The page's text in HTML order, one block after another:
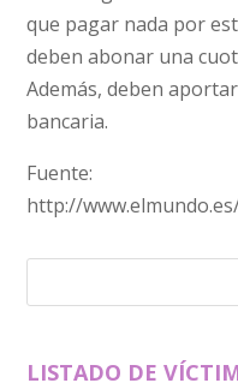
que pagar nada por
deben abonar una
Además, deben
bancaria.
Fuente:
http://
LISTADO DE